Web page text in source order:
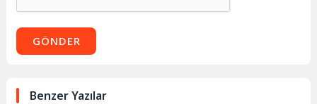
GÖNDER
Benzer Yazılar